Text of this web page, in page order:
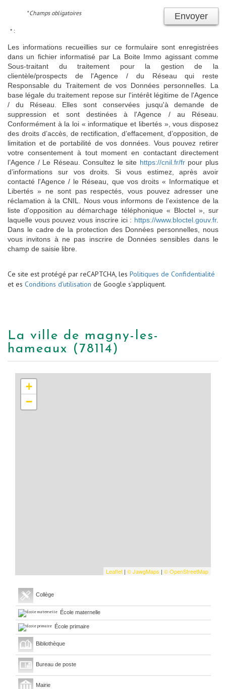
Envoyer
* Champs obligatoires
* :
Les informations recueillies sur ce formulaire sont enregistrées
dans un fichier informatisé par La Boite Immo agissant comme
Sous-traitant du traitement pour la gestion de la
clientèle/prospects de l'Agence / du Réseau qui reste
Responsable du Traitement de vos Données personnelles. La
base légale du traitement repose sur l'intérêt légitime de l'Agence
/ du Réseau. Elles sont conservées jusqu'à demande de
suppression et sont destinées à l'Agence / au Réseau.
Conformément à la loi « informatique et libertés », vous disposez
des droits d’accès, de rectification, d’effacement, d’opposition, de
limitation et de portabilité de vos données. Vous pouvez retirer
votre consentement à tout moment en contactant directement
l’Agence / Le Réseau. Consultez le site https://cnil.fr/frpour plus
d’informations sur vos droits. Si vous estimez, après avoir
contacté l'Agence / le Réseau, que vos droits « Informatique et
Libertés » ne sont pas respectés, vous pouvez adresser une
réclamation à la CNIL. Nous vous informons de l’existence de la
liste d'opposition au démarchage téléphonique « Bloctel », sur
laquelle vous pouvez vous inscrire ici : https://www.bloctel.gouv.fr.
Dans le cadre de la protection des Données personnelles, nous
vous invitons à ne pas inscrire de Données sensibles dans le
champ de saisie libre.
Ce site est protégé par reCAPTCHA, les Politiques de Confidentialité
et es Conditions d'utilisation de Google s'appliquent.
la ville de magny-les-
hameaux (78114)
+
−
Leaflet | ©JawgMaps | © OpenStreetMap
Collège
École maternelle
École primaire
Bibliothèque
Bureau de poste
Mairie